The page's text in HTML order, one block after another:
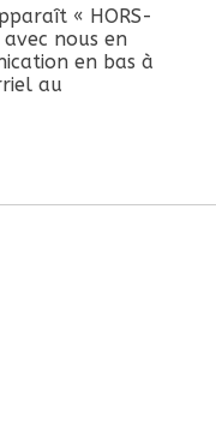
« HORS-
avec nous en
en bas à
au